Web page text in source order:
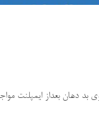
بد دهان بعداز ایمپلنت